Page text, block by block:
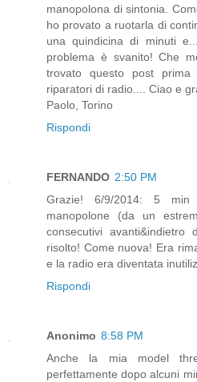
manopolona di sintonia.
ho provato a ruotarla di
una quindicina di minuti
problema è svanito! Che
trovato questo post
riparatori di radio.... Ciao e
Paolo, Torino
Rispondi
FERNANDO 2:50 PM
Grazie! 6/9/2014: 5
manopolone (da un
consecutivi
risolto! Come nuova! Era
e la radio era diventata
Rispondi
Anonimo 8:58 PM
Anche la mia model
perfettamente dopo alcuni